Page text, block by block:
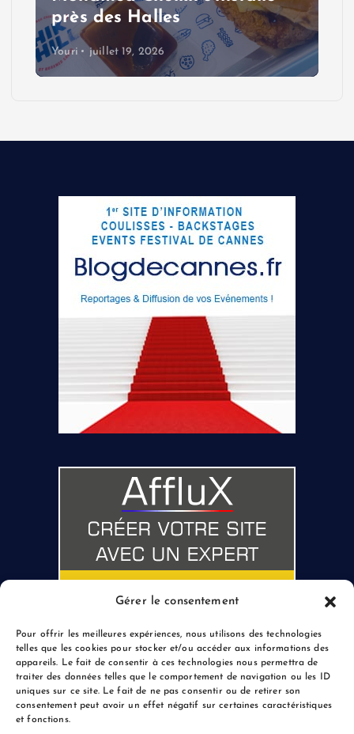
Gérer le consentement
Pour offrir les meilleures expériences, nous utilisons des technologies
telles que les cookies pour stocker et/ou accéder aux informations des
appareils. Le fait de consentir à ces technologies nous permettra de
traiter des données telles que le comportement de navigation ou les ID
uniques sur ce site. Le fait de ne pas consentir ou de retirer son
consentement peut avoir un effet négatif sur certaines caractéristiques
et fonctions.
près des Halles
Youri juillet 19, 2026